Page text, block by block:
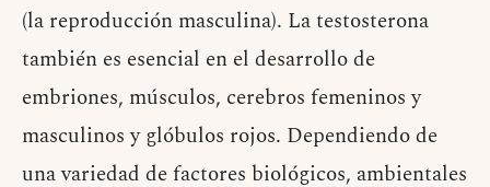
(la reproducción masculina). La testosterona
también es esencial en el desarrollo de
embriones, músculos, cerebros femeninos y
masculinos y glóbulos rojos. Dependiendo de
una variedad de factores biológicos, ambientales